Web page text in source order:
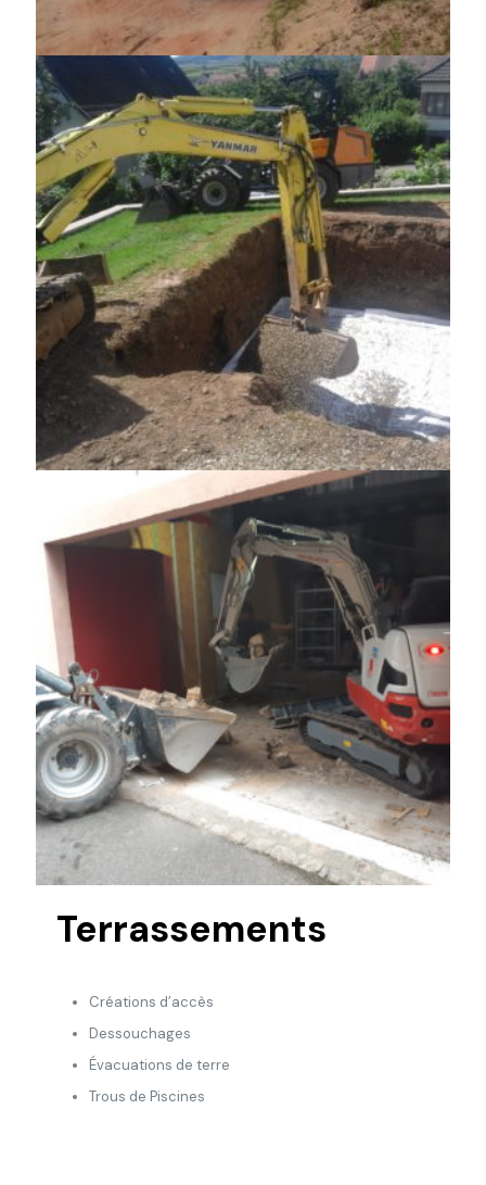
Terrassements
Créations d’accès
Dessouchages
Évacuations de terre
Trous de Piscines